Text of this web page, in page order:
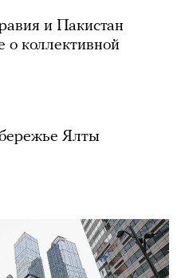
и Пакистан
о коллективной
Ялты